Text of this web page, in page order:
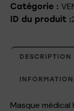
Catégorie :
ID du produit :
DESCRIPTION
Masque médical